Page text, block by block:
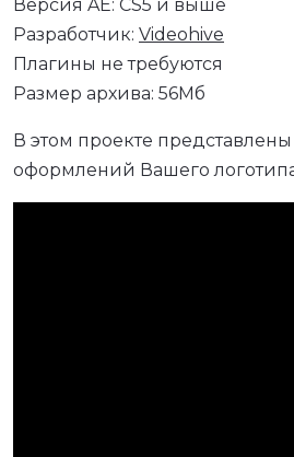
Версия AE: CS5 и выше
Разработчик: Videohive
Плагины не требуются
Размер архива: 56Мб
В этом проекте
оформлений Вашего